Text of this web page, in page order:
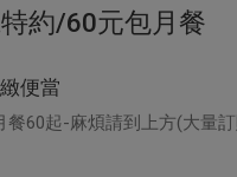
約/60元包月餐
便當
餐60起-麻煩請到上方(大量